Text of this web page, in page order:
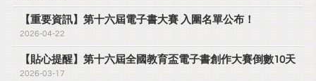
【重要資訊】第十六屆電子書大賽 入圍名單公布！
2026-04-22
【貼心提醒】第十六屆全國教育盃電子書創作大賽倒數10天
2026-03-17